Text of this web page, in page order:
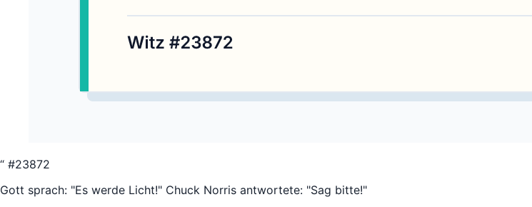
“ #23872
Gott sprach: "Es werde Licht!" Chuck Norris antwortete: "Sag bitte!"